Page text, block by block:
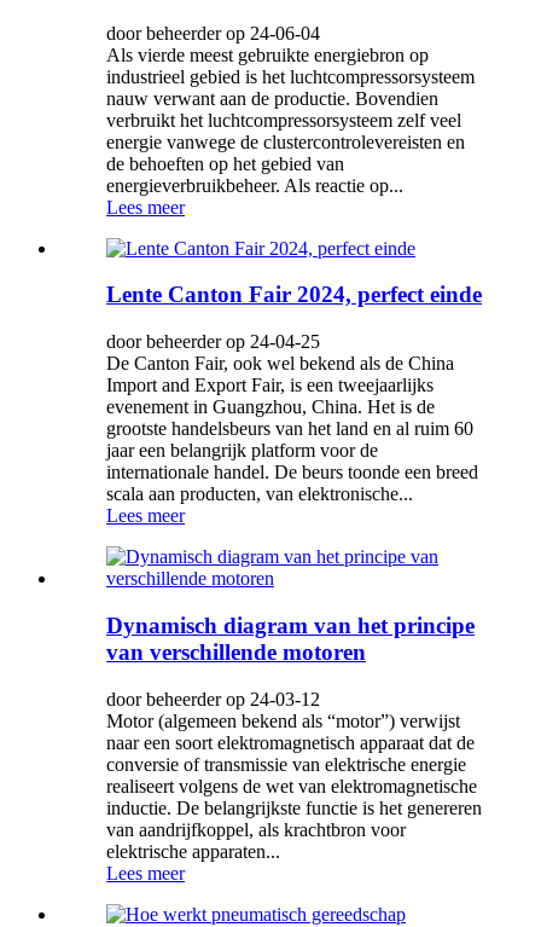
door beheerder op 24-06-04
Als vierde meest gebruikte energiebron op
industrieel gebied is het luchtcompressorsysteem
nauw verwant aan de productie. Bovendien
verbruikt het luchtcompressorsysteem zelf veel
energie vanwege de clustercontrolevereisten en
de behoeften op het gebied van
energieverbruikbeheer. Als reactie op...
Lees meer
Lente Canton Fair 2024, perfect einde
door beheerder op 24-04-25
De Canton Fair, ook wel bekend als de China
Import and Export Fair, is een tweejaarlijks
evenement in Guangzhou, China. Het is de
grootste handelsbeurs van het land en al ruim 60
jaar een belangrijk platform voor de
internationale handel. De beurs toonde een breed
scala aan producten, van elektronische...
Lees meer
Dynamisch diagram van het principe
van verschillende motoren
door beheerder op 24-03-12
Motor (algemeen bekend als “motor”) verwijst
naar een soort elektromagnetisch apparaat dat de
conversie of transmissie van elektrische energie
realiseert volgens de wet van elektromagnetische
inductie. De belangrijkste functie is het genereren
van aandrijfkoppel, als krachtbron voor
elektrische apparaten...
Lees meer